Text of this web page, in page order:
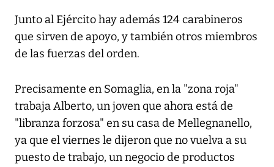
Junto al Ejército hay además 124 carabineros
que sirven de apoyo, y también otros miembros
de las fuerzas del orden.
Precisamente en Somaglia, en la "zona roja"
trabaja Alberto, un joven que ahora está de
"libranza forzosa" en su casa de Mellegnanello,
ya que el viernes le dijeron que no vuelva a su
puesto de trabajo, un negocio de productos